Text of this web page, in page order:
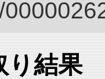
り結果